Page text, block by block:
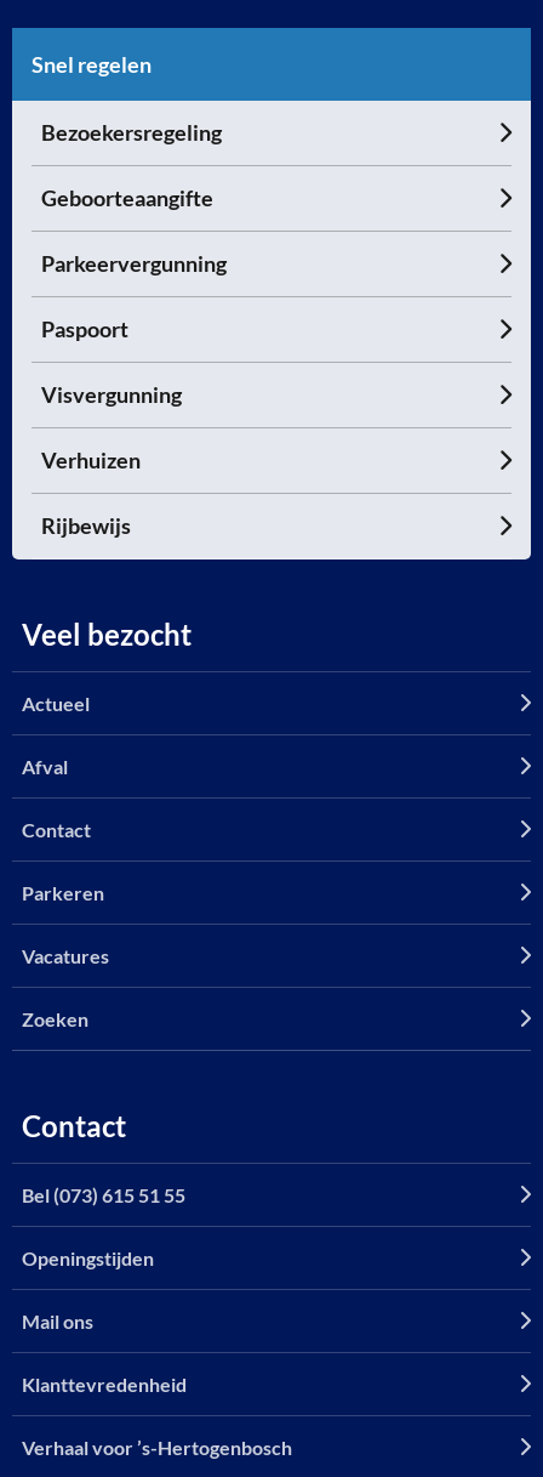
Snel regelen
Bezoekersregeling
Geboorteaangifte
Parkeervergunning
Paspoort
Visvergunning
Verhuizen
Rijbewijs
Veel bezocht
Actueel
Afval
Contact
Parkeren
Vacatures
Zoeken
Contact
Bel (073) 615 51 55
Openingstijden
Mail ons
Klanttevredenheid
Verhaal voor ’s-Hertogenbosch